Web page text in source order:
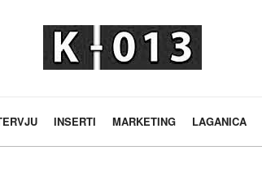
INSERTI MARKETING LAGANICA